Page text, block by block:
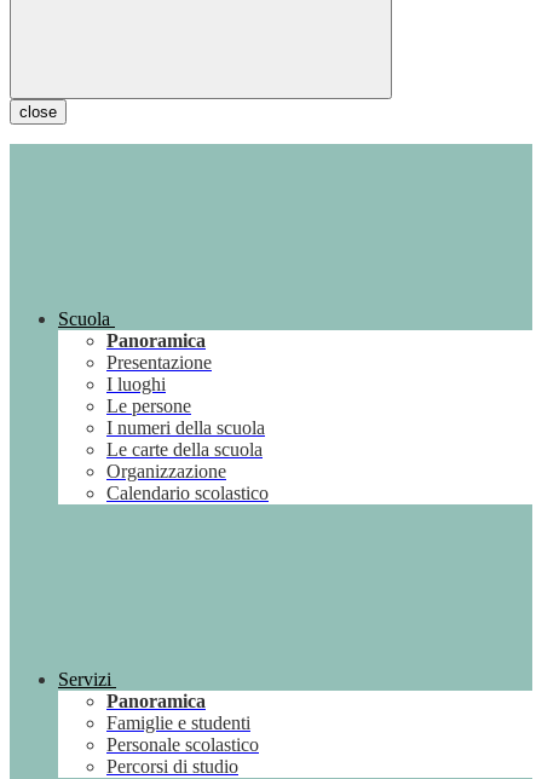
close
Scuola
Panoramica
Presentazione
I luoghi
Le persone
I numeri della scuola
Le carte della scuola
Organizzazione
Calendario scolastico
Servizi
Panoramica
Famiglie e studenti
Personale scolastico
Percorsi di studio